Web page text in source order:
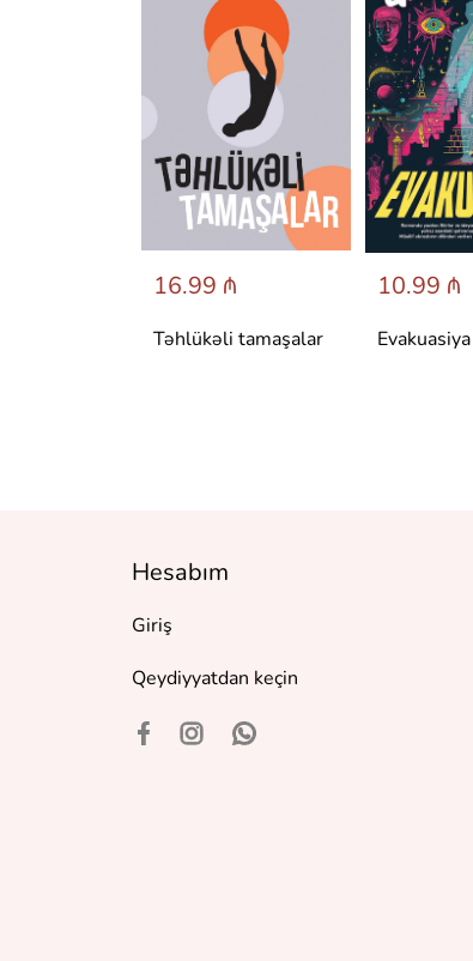
16.99 ₼
Təhlükəli tamaşalar
10.99 ₼
Evakuasiya
Hesabım
Giriş
Qeydiyyatdan keçin